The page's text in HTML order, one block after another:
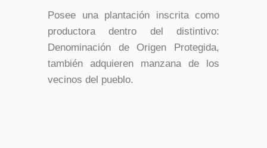
Posee una plantación inscrita como
productora dentro del distintivo:
Denominación de Origen Protegida,
también adquieren manzana de los
vecinos del pueblo.